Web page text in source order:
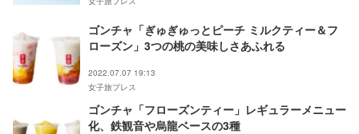
ゴンチャ「ぎゅぎゅっとピーチ ミルクティー＆フ
ローズン」3つの桃の美味しさあふれる
2022.07.07 19:13
女子旅プレス
ゴンチャ「フローズンティー」レギュラーメニュー
化、鉄観音や烏龍ベースの3種